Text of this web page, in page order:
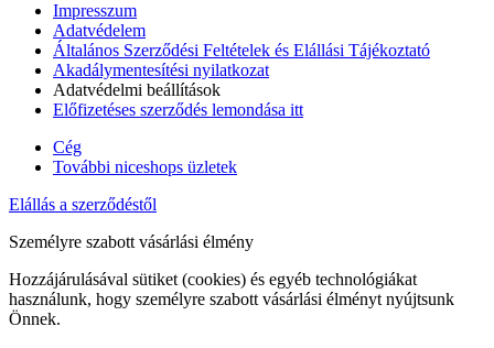
Impresszum
Adatvédelem
Általános Szerződési Feltételek és Elállási Tájékoztató
Akadálymentesítési nyilatkozat
Adatvédelmi beállítások
Előfizetéses szerződés lemondása itt
Cég
További niceshops üzletek
Elállás a szerződéstől
Személyre szabott vásárlási élmény
Hozzájárulásával sütiket (cookies) és egyéb technológiákat
használunk, hogy személyre szabott vásárlási élményt nyújtsunk
Önnek.